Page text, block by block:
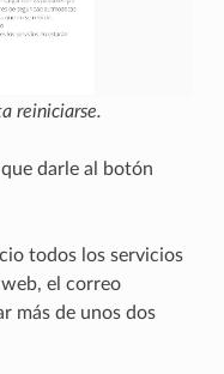
reiniciarse.
darle al botón
todos los servicios
el correo
más de unos dos